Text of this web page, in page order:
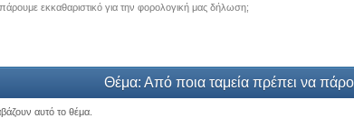
εκκαθαριστικό για την φορολογική μας δήλωση;
Θέμα: Από ποια ταμεία πρέπει να
αυτό το θέμα.